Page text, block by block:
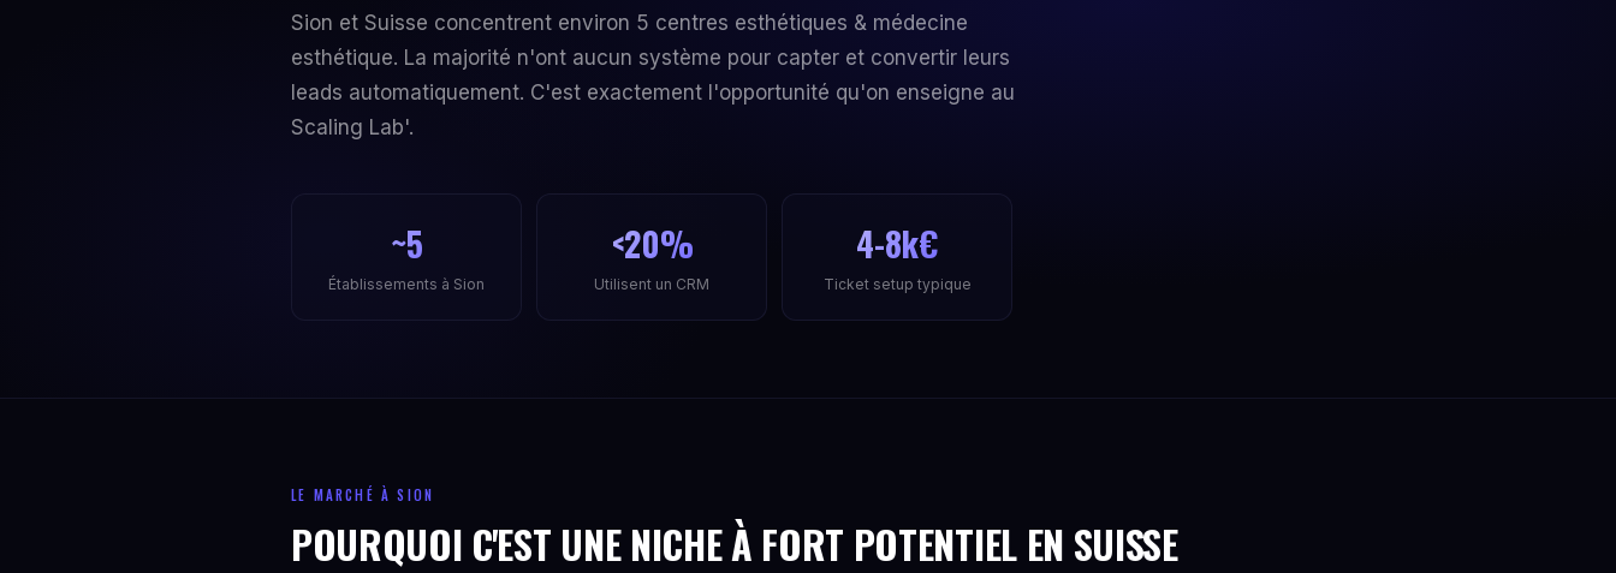
Sion et Suisse concentrent environ 5 centres esthétiques & médecine
esthétique. La majorité n'ont aucun système pour capter et convertir leurs
leads automatiquement. C'est exactement l'opportunité qu'on enseigne au
Scaling Lab'.
~5
Établissements à Sion
<20%
Utilisent un CRM
4-8k€
Ticket setup typique
LE MARCHÉ À SION
POURQUOI C'EST UNE NICHE À FORT POTENTIEL EN SUISSE